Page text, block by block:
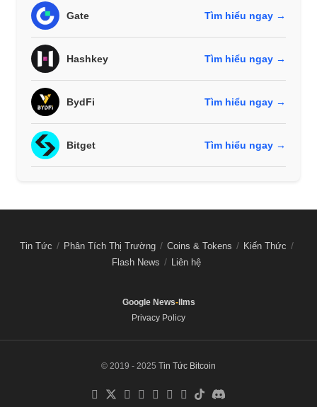
Gate Tìm hiểu ngay →
Hashkey Tìm hiểu ngay →
BydFi Tìm hiểu ngay →
Bitget Tìm hiểu ngay →
Tin Tức Phân Tích Thị Trường Coins & Tokens
Kiến Thức
Flash News
Liên hệ
Google News-llms
Privacy Policy
© 2019 - 2025 Tin Tức Bitcoin